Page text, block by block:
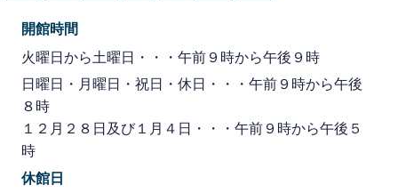
開館時間
火曜日から土曜日・・・午前９時から午後９時
日曜日・月曜日・祝日・休日・・・午前９時から午後
８時
１２月２８日及び１月４日・・・午前９時から午後５
時
休館日